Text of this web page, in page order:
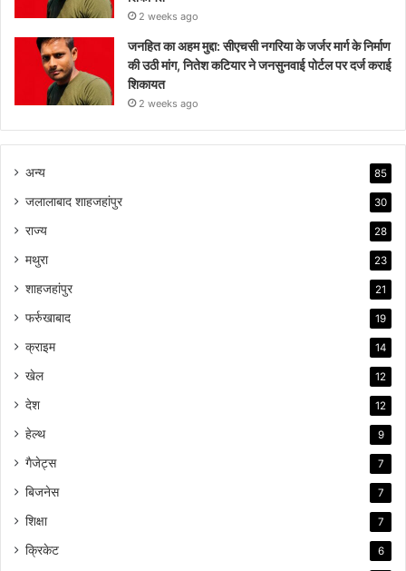
2 weeks ago
जनहित का अहम मुद्दा: सीएचसी नगरिया के जर्जर मार्ग के निर्माण
की उठी मांग, नितेश कटियार ने जनसुनवाई पोर्टल पर दर्ज कराई
शिकायत
2 weeks ago
अन्य 85
जलालाबाद शाहजहांपुर 30
राज्य 28
मथुरा 23
शाहजहांपुर 21
फर्रुखाबाद 19
क्राइम 14
खेल 12
देश 12
हेल्थ 9
गैजेट्स 7
बिजनेस 7
शिक्षा 7
क्रिकेट 6